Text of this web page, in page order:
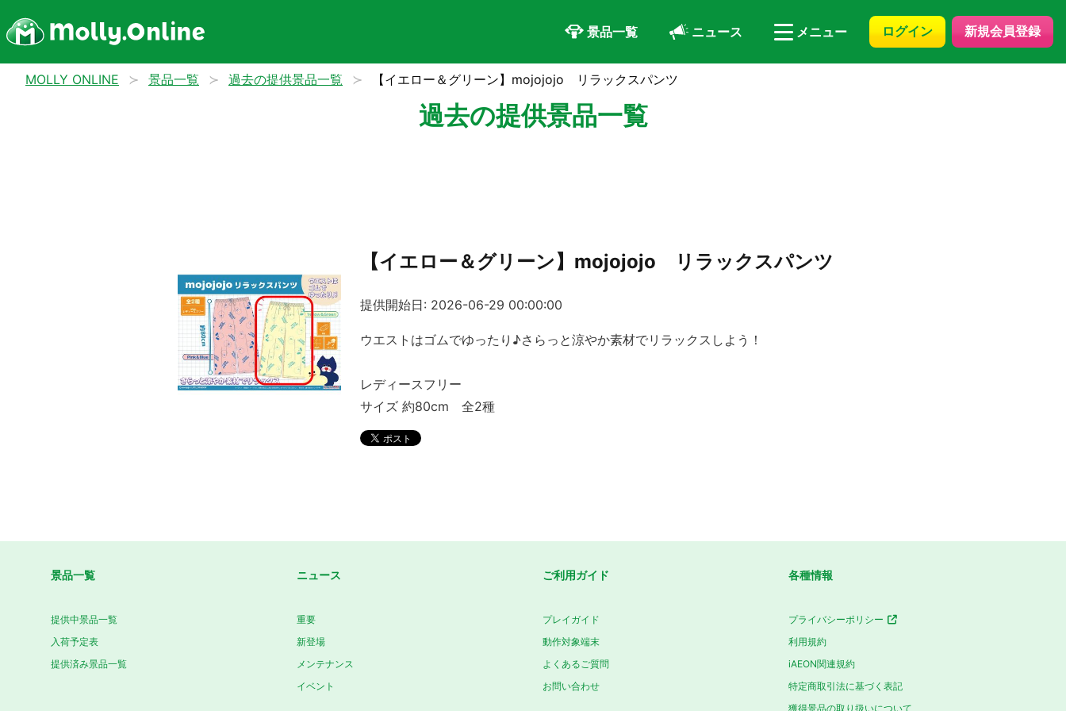
景品一覧 ニュース メニュー ログイン 新規会員登録
MOLLY ONLINE 景品一覧 過去の提供景品一覧 【イエロー＆グリーン】mojojojo リラックスパンツ
過去の提供景品一覧
【イエロー＆グリーン】mojojojo リラックスパンツ
提供開始日: 2026-06-29 00:00:00
ウエストはゴムでゆったり♪さらっと涼やか素材でリラックスしよう！
レディースフリー
サイズ 約80cm 全2種
景品一覧
提供中景品一覧
入荷予定表
提供済み景品一覧
ニュース
重要
新登場
メンテナンス
イベント
ご利用ガイド
プレイガイド
動作対象端末
よくあるご質問
お問い合わせ
各種情報
プライバシーポリシー
利用規約
iAEON関連規約
特定商取引法に基づく表記
獲得景品の取り扱いについて